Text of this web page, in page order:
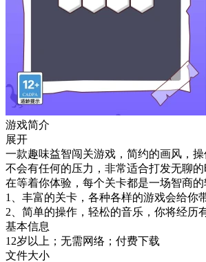
游戏简介
展开
一款趣味益智闯关游戏，简约的画风，
不会有任何的压力，非常适合打发无聊
在等着你体验，每个关卡都是一场智商的
1、丰富的关卡，各种各样的游戏会给你
2、简单的操作，轻松的音乐，你将经历
基本信息
12岁以上；无需网络；付费下载
文件大小